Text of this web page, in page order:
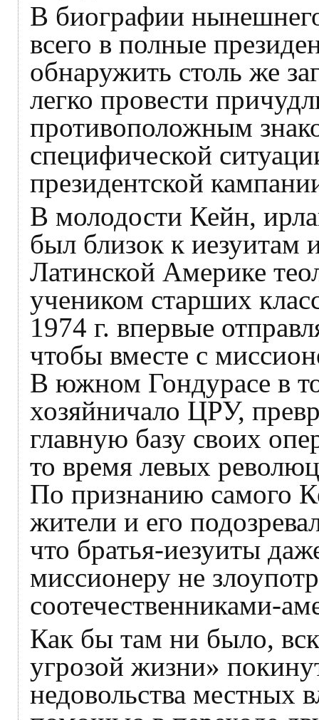
В биографии
всего в полные
обнаружить столь же
легко провести
противоположным
специфической
президентской
В молодости Кейн,
был близок к иезуитам
Латинской Америке
учеником старших
1974 г. впервые
чтобы вместе с
В южном Гондурасе в
хозяйничало ЦРУ,
главную базу своих
то время левых
По признанию самого
жители и его
что братья-иезуиты
миссионеру не
соотечественниками-
Как бы там ни было,
угрозой жизни»
недовольства местных